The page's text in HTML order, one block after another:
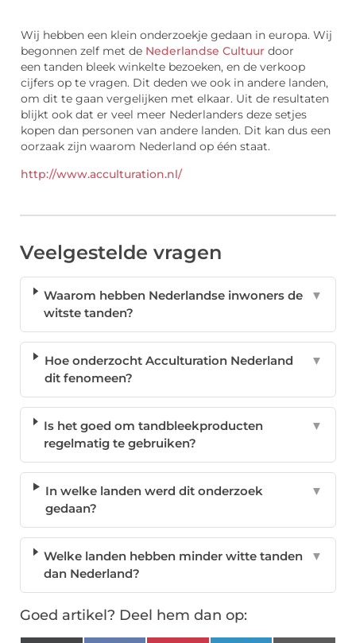
Wij hebben een klein onderzoekje gedaan in europa. Wij
begonnen zelf met de Nederlandse Cultuur door
een tanden bleek winkelte bezoeken, en de verkoop
cijfers op te vragen. Dit deden we ook in andere landen,
om dit te gaan vergelijken met elkaar. Uit de resultaten
blijkt ook dat er veel meer Nederlanders deze setjes
kopen dan personen van andere landen. Dit kan dus een
oorzaak zijn waarom Nederland op één staat.
http://www.acculturation.nl/
Veelgestelde vragen
Waarom hebben Nederlandse inwoners de
witste tanden?
▼
Hoe onderzocht Acculturation Nederland
dit fenomeen?
▼
Is het goed om tandbleekproducten
regelmatig te gebruiken?
▼
In welke landen werd dit onderzoek
gedaan?
▼
Welke landen hebben minder witte tanden
dan Nederland?
▼
Goed artikel? Deel hem dan op: